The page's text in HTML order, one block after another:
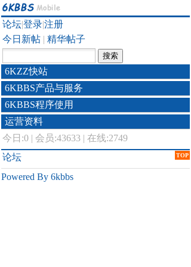
论坛|登录|注册
今日新帖 | 精华帖子
6KZZ快站
6KBBS产品与服务
6KBBS程序使用
运营资料
今日:0 | 会员:43633 | 在线:2749
TOP
论坛
Powered By 6kbbs